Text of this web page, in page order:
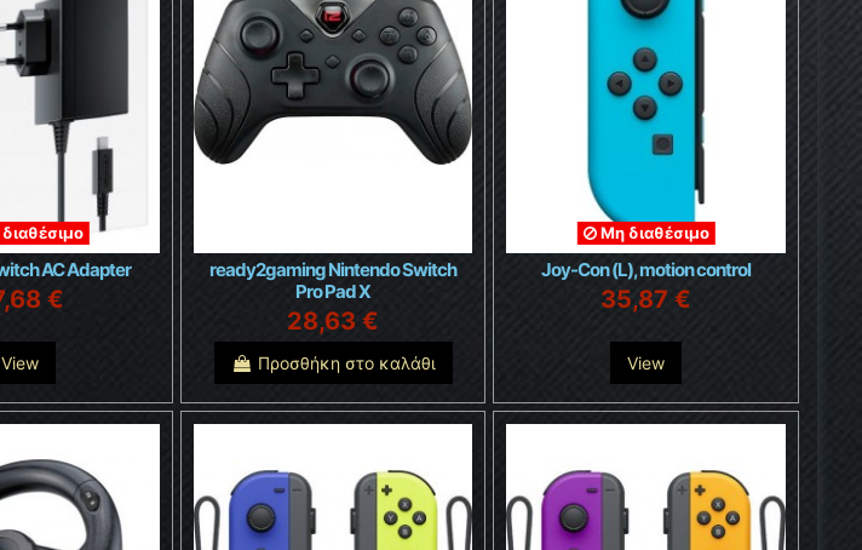
AC Adapter
€
View
ready2gaming Nintendo Switch
Pro Pad X
28,63 €
Προσθήκη στο καλάθι
Μη διαθέσιμο
Joy-Con (L), motion control
35,87 €
View